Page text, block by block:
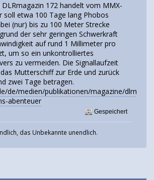
172 handelt vom MMX-
soll etwa 100 Tage lang Phobos
(nur) bis zu 100 Meter Strecke
der sehr geringen Schwerkraft
auf rund 1 Millimeter pro
um so ein unkontrolliertes
zu vermeiden. Die Signallaufzeit
Mutterschiff zur Erde und zurück
zwei Tage betragen.
de/medien/publikationen/magazine/
abenteuer
Gespeichert
das Unbekannte unendlich.